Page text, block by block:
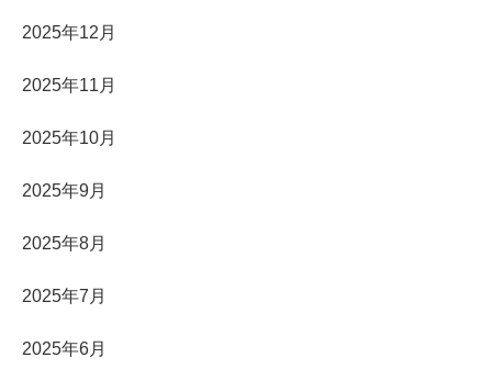
2025年12月
2025年11月
2025年10月
2025年9月
2025年8月
2025年7月
2025年6月